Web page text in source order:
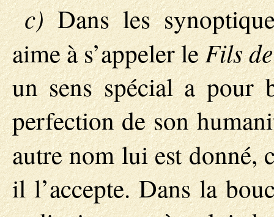
c)Dans les
aime à s’appeler leFils
un sens spécial a pour
perfection de son
autre nom lui est donné,
il l’accepte. Dans la